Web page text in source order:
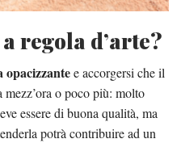
regola d’arte?
opacizzantee accorgersi che il
o poco più: molto
essere di buona qualità, ma
potrà contribuire ad un